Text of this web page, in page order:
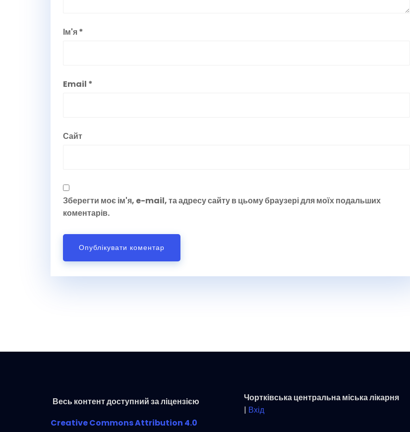
Ім'я*
Email *
Сайт
Зберегти моє ім'я, e-mail, та адресу сайту в цьому браузері для моїх подальших
коментарів.
Весь контент доступний за ліцензією
Creative Commons Attribution 4.0
Чортківська центральна міська лікарня
| Вхід